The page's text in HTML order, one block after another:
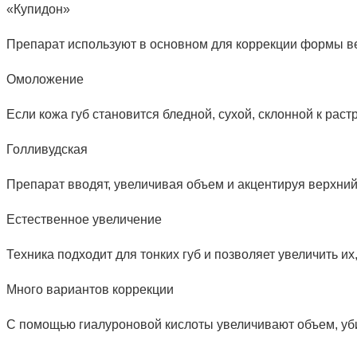
«Купидон»
Препарат используют в основном для коррекции формы
Омоложение
Если кожа губ становится бледной, сухой, склонной к
Голливудская
Препарат вводят, увеличивая объем и акцентируя
Естественное увеличение
Техника подходит для тонких губ и позволяет увеличить
Много вариантов коррекции
С помощью гиалуроновой кислоты увеличивают объем,